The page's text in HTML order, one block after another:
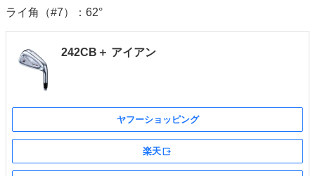
ライ角（#7）：62°
242CB＋ アイアン
ヤフーショッピング
楽天